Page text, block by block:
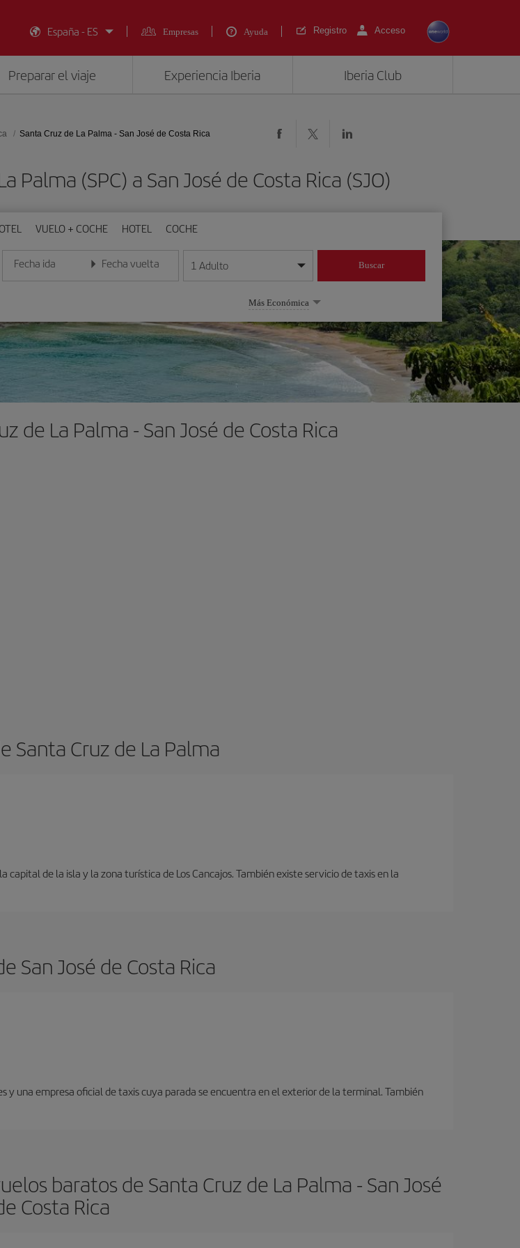
España - ES
Empresas Ayuda Registro Acceso
Preparar el viaje Experiencia Iberia Iberia Club
Santa Cruz de La Palma - San José de Costa Rica
Palma (SPC) a San José de Costa Rica (SJO)
VUELO + COCHE HOTEL COCHE
Fecha ida
Introduce la fecha en formato día/mes/año
Fecha vuelta
Introduce la fecha en formato día/mes/año
1 Adulto Buscar
Más Económica
de La Palma - San José de Costa Rica
Santa Cruz de La Palma
de la isla y la zona turística de Los Cancajos. También existe servicio de taxis en la
San José de Costa Rica
una empresa oficial de taxis cuya parada se encuentra en el exterior de la terminal. También
baratos de Santa Cruz de La Palma - San José
Costa Rica